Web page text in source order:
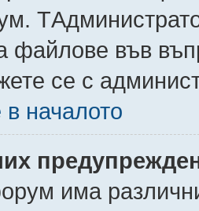
файлове във
се с
началото
има